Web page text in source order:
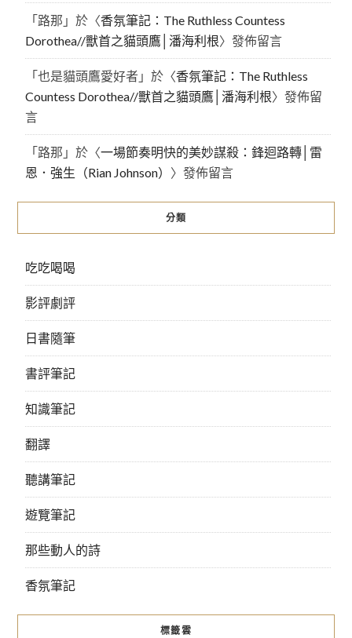
「路那 」於〈香氛筆記：The Ruthless Countess
Dorothea//獸首之貓頭鷹│潘海利根〉發佈留言
「也是貓頭鷹愛好者」於〈香氛筆記：The Ruthless
Countess Dorothea//獸首之貓頭鷹│潘海利根〉發佈留
言
「路那 」於〈一場節奏明快的美妙謀殺：鋒迴路轉│雷
恩．強生（Rian Johnson） 〉發佈留言
分類
吃吃喝喝
影評劇評
日書隨筆
書評筆記
知識筆記
翻譯
聽講筆記
遊覽筆記
那些動人的詩
香氛筆記
標籤雲